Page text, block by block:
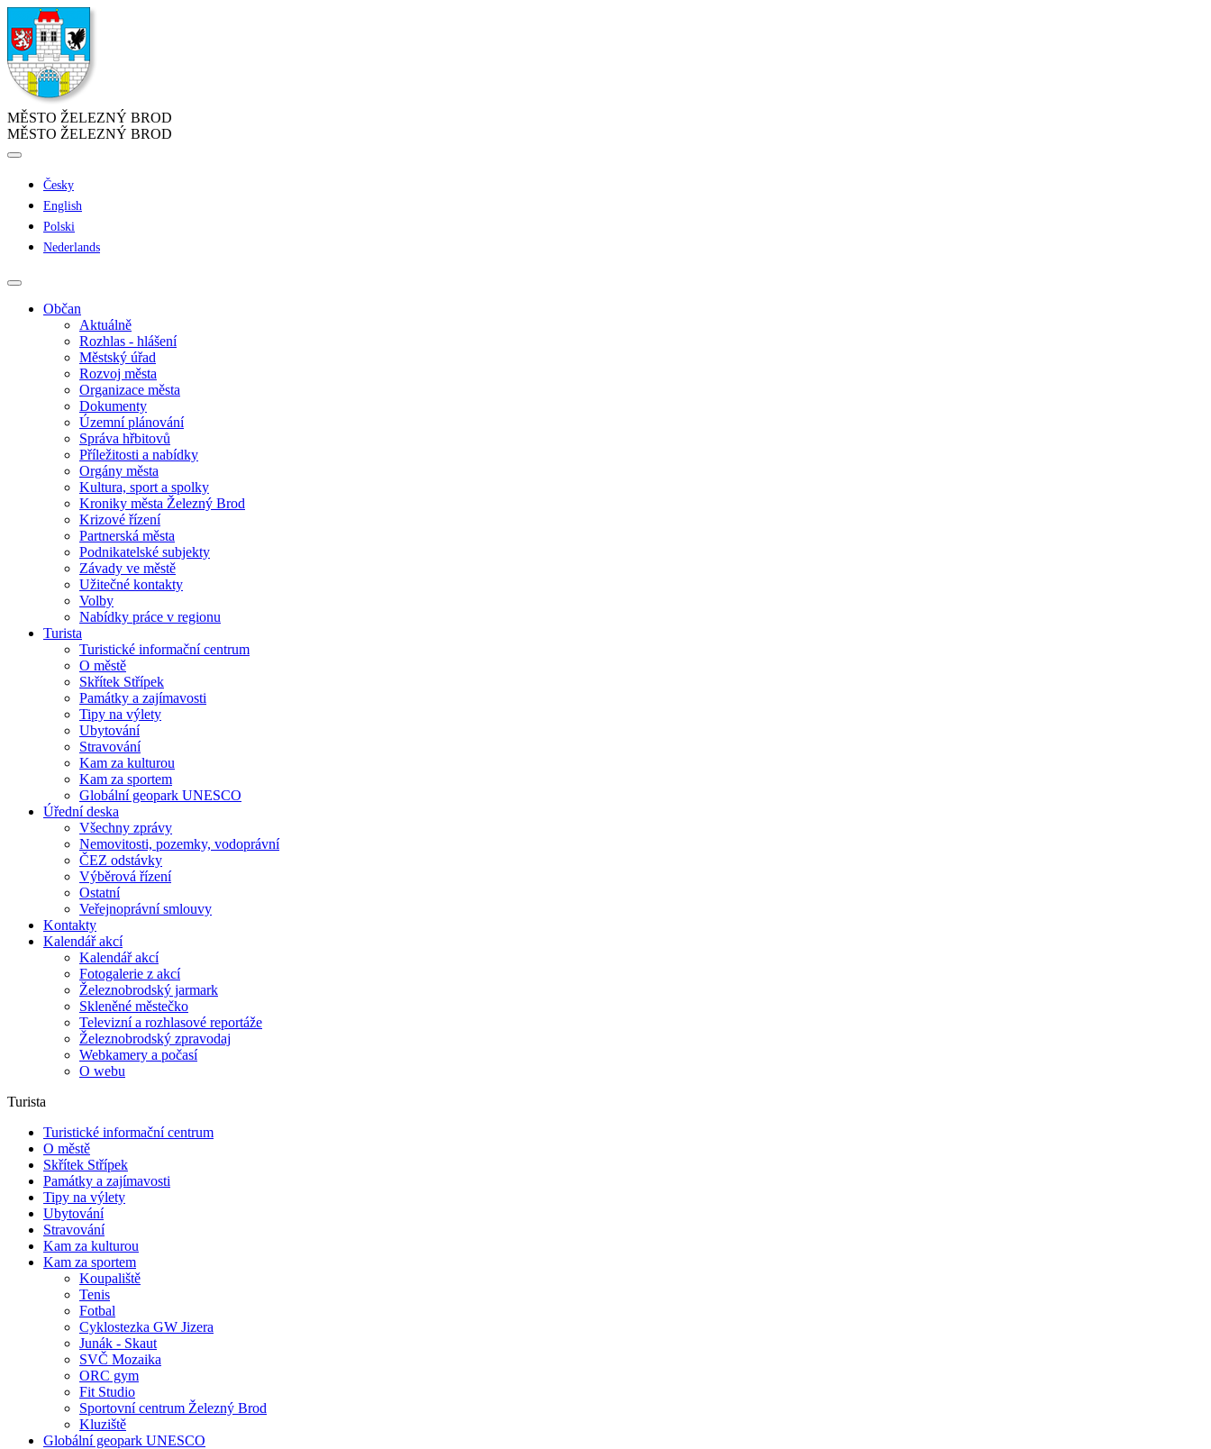
MĚSTO ŽELEZNÝ BROD
MĚSTO ŽELEZNÝ BROD
Česky
English
Polski
Nederlands
Občan
Aktuálně
Rozhlas - hlášení
Městský úřad
Rozvoj města
Organizace města
Dokumenty
Územní plánování
Správa hřbitovů
Příležitosti a nabídky
Orgány města
Kultura, sport a spolky
Kroniky města Železný Brod
Krizové řízení
Partnerská města
Podnikatelské subjekty
Závady ve městě
Užitečné kontakty
Volby
Nabídky práce v regionu
Turista
Turistické informační centrum
O městě
Skřítek Střípek
Památky a zajímavosti
Tipy na výlety
Ubytování
Stravování
Kam za kulturou
Kam za sportem
Globální geopark UNESCO
Úřední deska
Všechny zprávy
Nemovitosti, pozemky, vodoprávní
ČEZ odstávky
Výběrová řízení
Ostatní
Veřejnoprávní smlouvy
Kontakty
Kalendář akcí
Kalendář akcí
Fotogalerie z akcí
Železnobrodský jarmark
Skleněné městečko
Televizní a rozhlasové reportáže
Železnobrodský zpravodaj
Webkamery a počasí
O webu
Turista
Turistické informační centrum
O městě
Skřítek Střípek
Památky a zajímavosti
Tipy na výlety
Ubytování
Stravování
Kam za kulturou
Kam za sportem
Koupaliště
Tenis
Fotbal
Cyklostezka GW Jizera
Junák - Skaut
SVČ Mozaika
ORC gym
Fit Studio
Sportovní centrum Železný Brod
Kluziště
Globální geopark UNESCO